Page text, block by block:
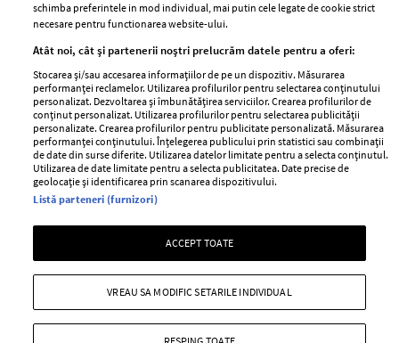
GSP
Unica
Baby
Retete
femei
Viva
Avantaje
Retete practice
Pariază responsabil! Decizia ONJN nr. 821/25.09.2025.
Jocurile de noroc sunt interzise minorilor.
Copyright © 2026 Ringier Romania SRL
schimba preferintele in mod individual, mai putin cele legate de cookie strict
necesare pentru functionarea website-ului.
Atât noi, cât și partenerii noștri prelucrăm datele pentru a oferi:
Stocarea și/sau accesarea informațiilor de pe un dispozitiv. Măsurarea
performanței reclamelor. Utilizarea profilurilor pentru selectarea conținutului
personalizat. Dezvoltarea și îmbunătățirea serviciilor. Crearea profilurilor de
conținut personalizat. Utilizarea profilurilor pentru selectarea publicității
personalizate. Crearea profilurilor pentru publicitate personalizată. Măsurarea
performanței conținutului. Înțelegerea publicului prin statistici sau combinații
de date din surse diferite. Utilizarea datelor limitate pentru a selecta conținutul.
Utilizarea de date limitate pentru a selecta publicitatea. Date precise de
geolocație și identificarea prin scanarea dispozitivului.
Listă parteneri (furnizori)
ACCEPT TOATE
VREAU SA MODIFIC SETARILE INDIVIDUAL